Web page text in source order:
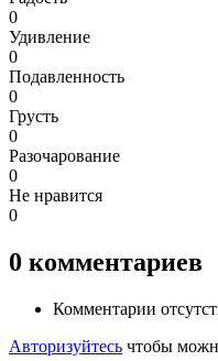
0
Удивление
0
Подавленность
0
Грусть
0
Разочарование
0
Не нравится
0
0 комментариев
Комментарии
Авторизуйтесь чтобы